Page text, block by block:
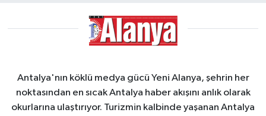
Antalya'nın köklü medya gücü Yeni Alanya, şehrin her
noktasından en sıcak Antalya haber akışını anlık olarak
okurlarına ulaştırıyor. Turizmin kalbinde yaşanan Antalya